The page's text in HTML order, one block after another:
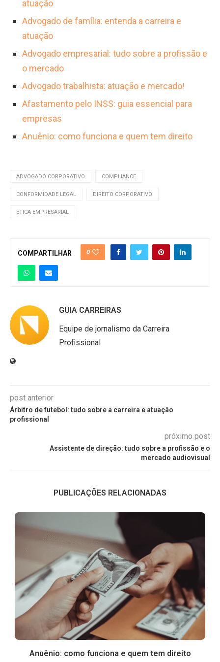
atuação
Advogado de família: entenda a carreira e
atuação
Advogado empresarial: tudo sobre a profissão e
o mercado
Advogado trabalhista: atuação e mercado!
Afastamento pelo INSS: guia essencial para
empresas
Anuênio: como funciona e quem tem direito
ADVOGADO CORPORATIVO COMPLIANCE
CONFORMIDADE LEGAL DIREITO CORPORATIVO
ÉTICA EMPRESARIAL
COMPARTILHAR 0
GUIA CARREIRAS
Equipe de jornalismo da Carreira
Profissional
post anterior
Árbitro de futebol: tudo sobre a carreira e atuação
profissional
próximo post
Assistente de direção: tudo sobre a profissão e o
mercado audiovisual
PUBLICAÇÕES RELACIONADAS
Anuênio: como funciona e quem tem direito